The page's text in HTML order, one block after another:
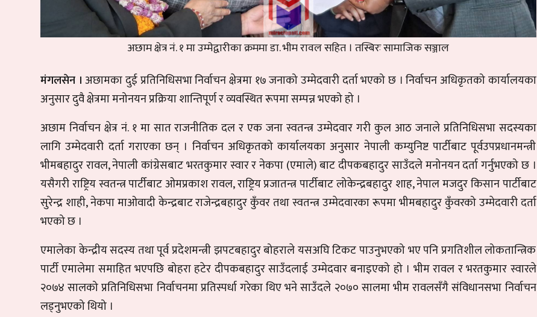
अछाम क्षेत्र नं. १ मा उम्मेद्वारीका क्रममा डा. भीम रावल सहित । तस्बिरः सामाजिक सञ्जाल
मंगलसेन ।अछामका दुई प्रतिनिधिसभा निर्वाचन क्षेत्रमा १७ जनाको उम्मेदवारी दर्ता भएको छ । निर्वाचन अधिकृतको कार्यालयका
अनुसार दुवै क्षेत्रमा मनोनयन प्रक्रिया शान्तिपूर्ण र व्यवस्थित रूपमा सम्पन्न भएको हो ।
अछाम निर्वाचन क्षेत्र नं. १ मा सात राजनीतिक दल र एक जना स्वतन्त्र उम्मेदवार गरी कुल आठ जनाले प्रतिनिधिसभा सदस्यका
लागि उम्मेदवारी दर्ता गराएका छन् । निर्वाचन अधिकृतको कार्यालयका अनुसार नेपाली कम्युनिष्ट पार्टीबाट पूर्वउपप्रधानमन्त्री
भीमबहादुर रावल, नेपाली कांग्रेसबाट भरतकुमार स्वार र नेकपा (एमाले) बाट दीपकबहादुर साउँदले मनोनयन दर्ता गर्नुभएको छ ।
यसैगरी राष्ट्रिय स्वतन्त्र पार्टीबाट ओमप्रकाश रावल, राष्ट्रिय प्रजातन्त्र पार्टीबाट लोकेन्द्रबहादुर शाह, नेपाल मजदुर किसान पार्टीबाट
सुरेन्द्र शाही, नेकपा माओवादी केन्द्रबाट राजेन्द्रबहादुर कुँवर तथा स्वतन्त्र उम्मेदवारका रूपमा भीमबहादुर कुँवरको उम्मेदवारी दर्ता
भएको छ ।
एमालेका केन्द्रीय सदस्य तथा पूर्व प्रदेशमन्त्री झपटबहादुर बोहराले यसअघि टिकट पाउनुभएको भए पनि प्रगतिशील लोकतान्त्रिक
पार्टी एमालेमा समाहित भएपछि बोहरा हटेर दीपकबहादुर साउँदलाई उम्मेदवार बनाइएको हो । भीम रावल र भरतकुमार स्वारले
२०७४ सालको प्रतिनिधिसभा निर्वाचनमा प्रतिस्पर्धा गरेका थिए भने साउँदले २०७० सालमा भीम रावलसँगै संविधानसभा निर्वाचन
लड्नुभएको थियो ।